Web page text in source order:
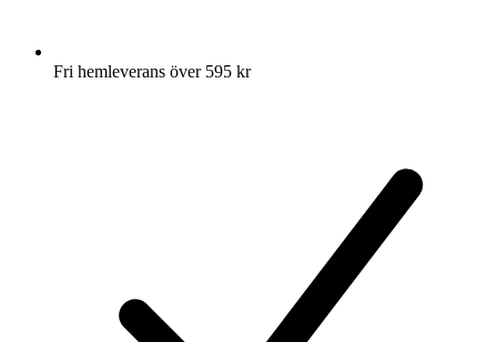
Fri hemleverans över 595 kr